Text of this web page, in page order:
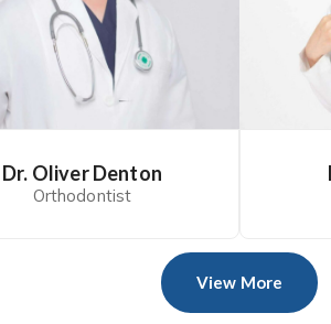
Dr. Oliver Denton
Orthodontist
View More